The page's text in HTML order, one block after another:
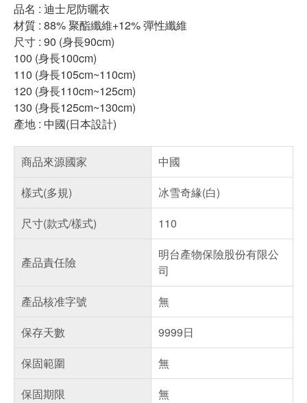
品名 : 迪士尼防曬衣
材質 : 88% 聚酯纖維+12% 彈性纖維
尺寸 : 90 (身長90cm)
100 (身長100cm)
110 (身長105cm~110cm)
120 (身長110cm~125cm)
130 (身長125cm~130cm)
產地 : 中國(日本設計)
商品來源國家
中國
樣式(多規)
冰雪奇緣(白)
尺寸(款式/樣式)
110
產品責任險
明台產物保險股份有限公
司
產品核准字號
無
保存天數
9999日
保固範圍
無
保固期限
無